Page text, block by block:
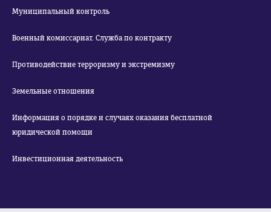
Муниципальный контроль
Военный комиссариат. Служба по контракту
Противодействие терроризму и экстремизму
Земельные отношения
Информация о порядке и случаях оказания бесплатной
юридической помощи
Инвестиционная деятельность